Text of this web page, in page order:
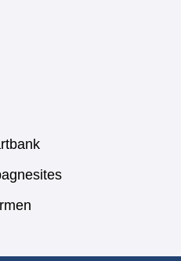
(verwijst
naar